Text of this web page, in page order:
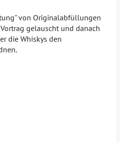
von Originalabfüllungen
gelauscht und danach
die Whiskys den